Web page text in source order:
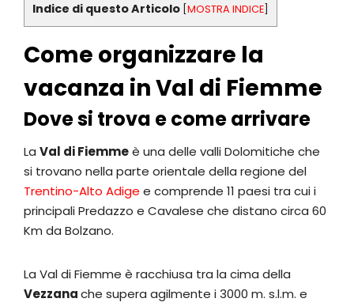
Indice di questo Articolo MOSTRA INDICE
Come organizzare la
vacanza in Val di Fiemme
Dove si trova e come arrivare
La Val di Fiemmeè una delle valli Dolomitiche che
si trovano nella parte orientale della regione del
Trentino-Alto Adige e comprende 11 paesi tra cui i
principali Predazzo e Cavalese che distano circa 60
Km da Bolzano.
La Val di Fiemme è racchiusa tra la cima della
Vezzanache supera agilmente i 3000 m. s.l.m. e